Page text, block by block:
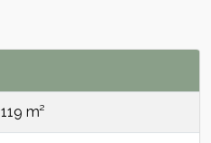
119 m²